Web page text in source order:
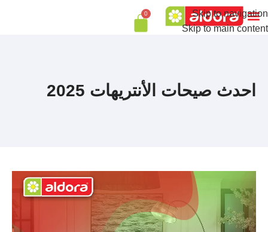
Skip to navigation
Skip to main content
0
احدث صيحات الأنتريهات 2025